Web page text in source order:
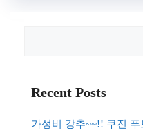
Recent Posts
가성비 강추~~!! 쿠진